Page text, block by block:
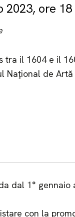
2023, ore 18
tra il 1604 e il
Naţional de Artă
dal 1° gennaio
con la